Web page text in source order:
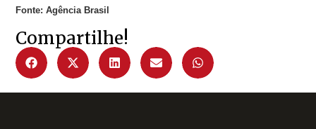
Fonte: Agência Brasil
Compartilhe!